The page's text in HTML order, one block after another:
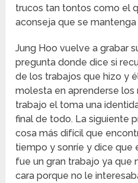
trucos tan tontos como el
aconseja que se
Jung Hoo vuelve a grabar
pregunta donde dice si
de los trabajos que hizo y
molesta en aprenderse
trabajo el toma una
final de todo. La siguiente
cosa más difícil que
tiempo y sonríe y dice que
fue un gran trabajo ya que
cara porque no le